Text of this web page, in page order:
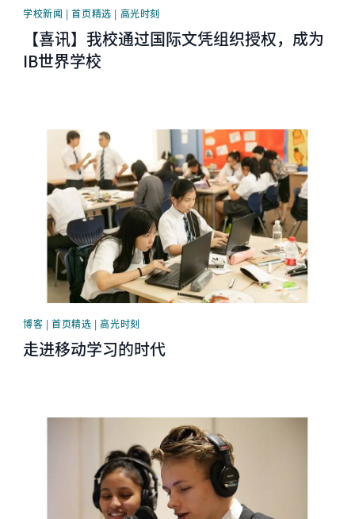
学校新闻 | 首页精选 | 高光时刻
【喜讯】我校通过国际文凭组织授权，成为
IB世界学校
News image
博客 | 首页精选 | 高光时刻
走进移动学习的时代